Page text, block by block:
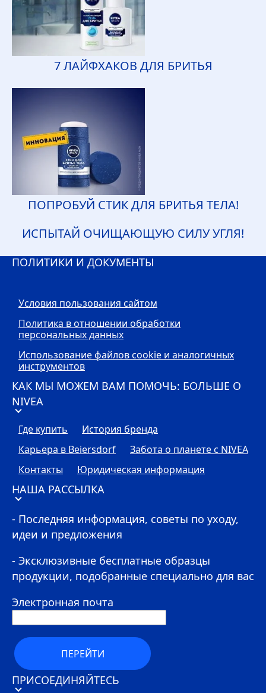
7 ЛАЙФХАКОВ ДЛЯ БРИТЬЯ
ПОПРОБУЙ СТИК ДЛЯ БРИТЬЯ ТЕЛА!
ИСПЫТАЙ ОЧИЩАЮЩУЮ СИЛУ УГЛЯ!
ПОЛИТИКИ И ДОКУМЕНТЫ
Условия пользования сайтом
Политика в отношении обработки
персональных данных
Использование файлов cookie и аналогичных
инструментов
КАК МЫ МОЖЕМ ВАМ ПОМОЧЬ: БОЛЬШЕ О
NIVEA
Где купить
История бренда
Карьера в Beiersdorf
Забота о планете с NIVEA
Контакты
Юридическая информация
НАША РАССЫЛКА
- Последняя информация, советы по уходу,
идеи и предложения
- Эксклюзивные бесплатные образцы
продукции, подобранные специально для вас
Электронная почта
ПЕРЕЙТИ
ПРИСОЕДИНЯЙТЕСЬ